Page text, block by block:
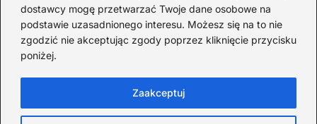
dostawcy mogę przetwarzać Twoje dane osobowe na
podstawie uzasadnionego interesu. Możesz się na to nie
zgodzić nie akceptując zgody poprzez kliknięcie przycisku
poniżej.
Zaakceptuj
2026-07-15
Mało znane ciekawostki o
2026-07-12